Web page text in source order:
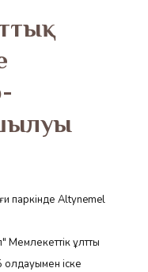
паркінде Altynemel
ұлттық
іске